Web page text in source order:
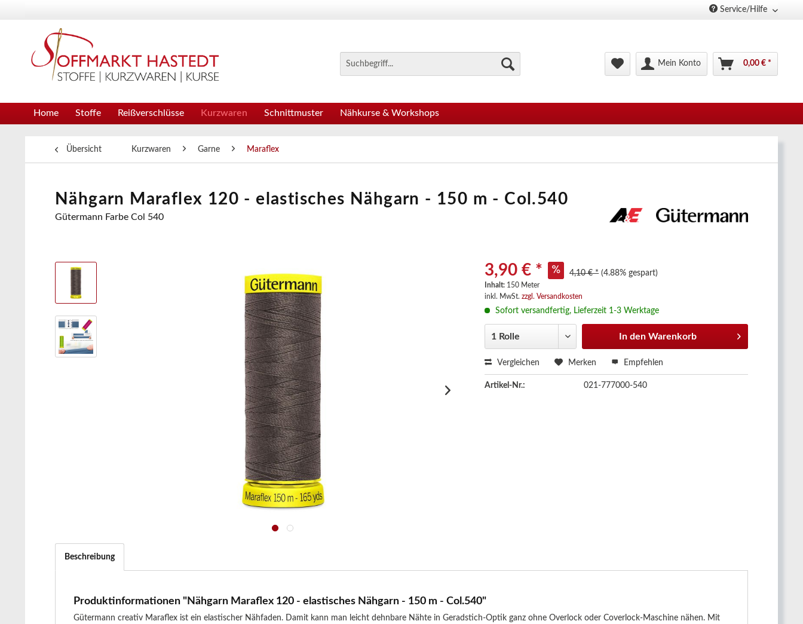
Service/Hilfe
Mein Konto 0,00 € *
Home Stoffe Reißverschlüsse Kurzwaren Schnittmuster Nähkurse & Workshops
Übersicht Kurzwaren Garne Maraflex
Nähgarn Maraflex 120 - elastisches Nähgarn - 150 m - Col.540
Gütermann Farbe Col 540
3,90 € * 4,10 € * (4.88% gespart)
Inhalt: 150 Meter
inkl. MwSt.zzgl. Versandkosten
Sofort versandfertig, Lieferzeit 1-3 Werktage
In den Warenkorb
Vergleichen Merken Empfehlen
Artikel-Nr.: 021-777000-540
Beschreibung
Produktinformationen "Nähgarn Maraflex 120 - elastisches Nähgarn - 150 m - Col.540"
Gütermann creativ Maraflex ist ein elastischer Nähfaden. Damit kann man leicht dehnbare Nähte in Geradstich-Optik ganz ohne Overlock oder Coverlock-Maschine nähen. Mit